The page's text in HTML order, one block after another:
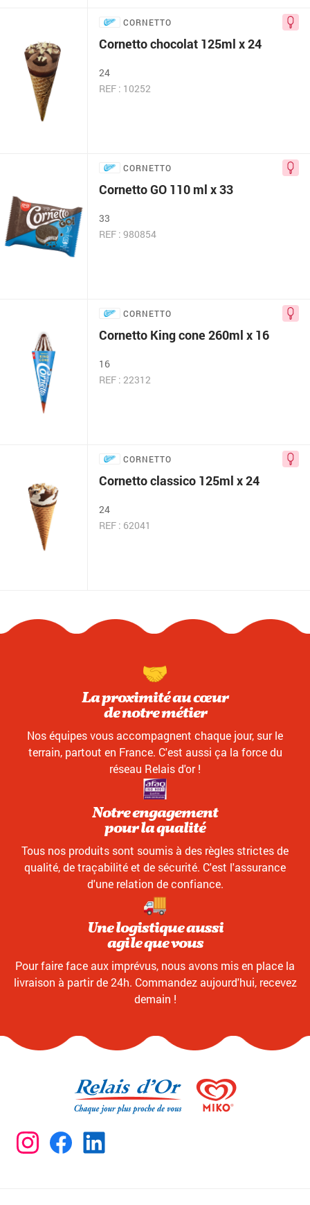
CORNETTO
Cornetto chocolat 125ml x 24
24
REF : 10252
CORNETTO
Cornetto GO 110 ml x 33
33
REF : 980854
CORNETTO
Cornetto King cone 260ml x 16
16
REF : 22312
CORNETTO
Cornetto classico 125ml x 24
24
REF : 62041
La proximité au cœur
de notre métier
Nos équipes vous accompagnent chaque jour, sur le
terrain, partout en France. C'est aussi ça la force du
réseau Relais d'or !
Notre engagement
pour la qualité
Tous nos produits sont soumis à des règles strictes de
qualité, de traçabilité et de sécurité. C'est l'assurance
d'une relation de confiance.
Une logistique aussi
agile que vous
Pour faire face aux imprévus, nous avons mis en place la
livraison à partir de 24h. Commandez aujourd'hui, recevez
demain !